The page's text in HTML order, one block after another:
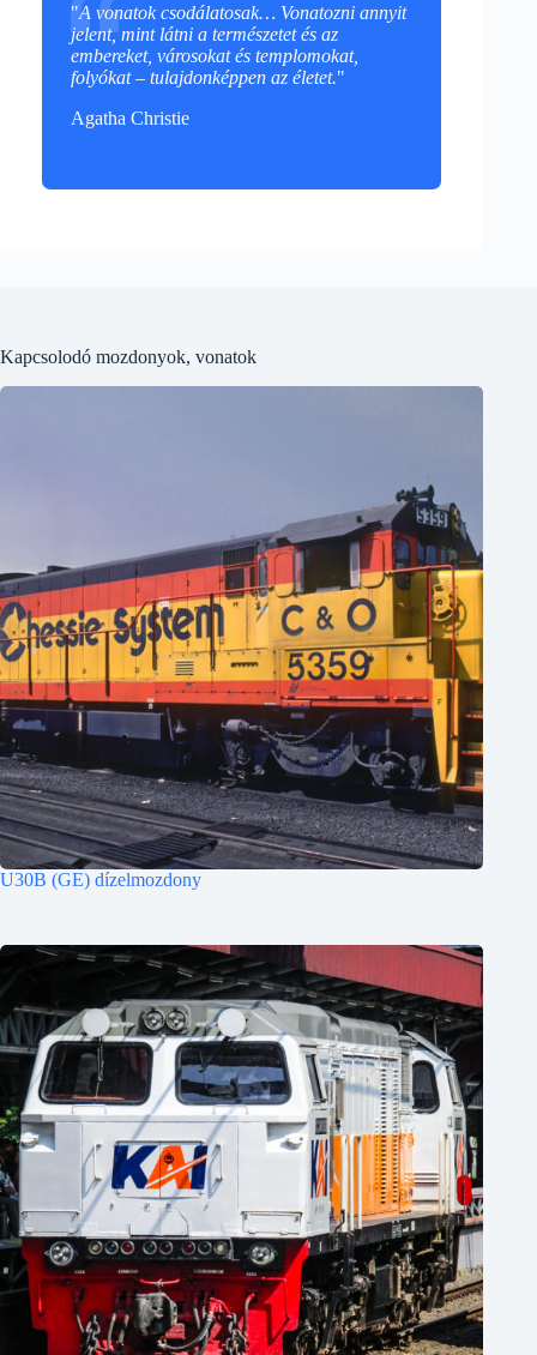
"A vonatok csodálatosak… Vonatozni annyit
jelent, mint látni a természetet és az
embereket, városokat és templomokat,
folyókat – tulajdonképpen az életet."
Agatha Christie
Kapcsolodó mozdonyok, vonatok
U30B (GE) dízelmozdony